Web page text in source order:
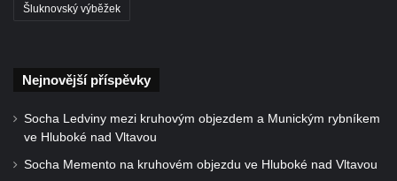
Ohří
Kaple u domu čp. 51 v Roudníčku
Kaple v Brníkově
Šluknovský výběžek
Nejnovější příspěvky
Socha Ledviny mezi kruhovým objezdem a Munickým rybníkem
ve Hluboké nad Vltavou
Socha Memento na kruhovém objezdu ve Hluboké nad Vltavou